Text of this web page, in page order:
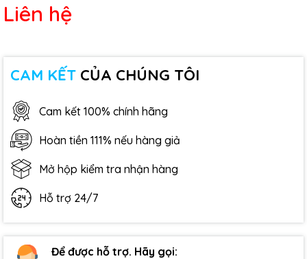
Liên hệ
CAM KẾT CỦA CHÚNG TÔI
Cam kết 100% chính hãng
Hoàn tiền 111% nếu hàng giả
Mở hộp kiểm tra nhận hàng
Hỗ trợ 24/7
Để được hỗ trợ. Hãy gọi: